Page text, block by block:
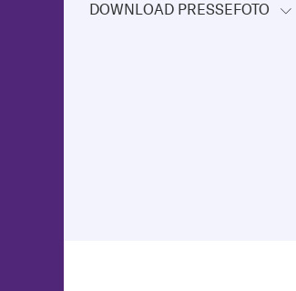
DOWNLOAD PRESSEFOTO